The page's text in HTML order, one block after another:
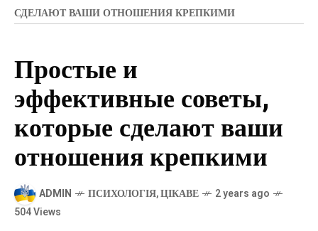
СДЕЛАЮТ ВАШИ ОТНОШЕНИЯ КРЕПКИМИ
Простые и
эффективные советы,
которые сделают ваши
отношения крепкими
ADMIN ПСИХОЛОГІЯ,ЦІКАВЕ
2 years ago
504 Views